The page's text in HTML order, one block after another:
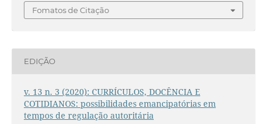
Fomatos de Citação
EDIÇÃO
v. 13 n. 3 (2020): CURRÍCULOS, DOCÊNCIA E
COTIDIANOS: possibilidades emancipatórias em
tempos de regulação autoritária